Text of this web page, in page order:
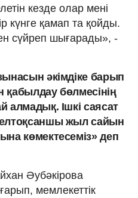
кезде олар мені
күнге қамап та қойды.
сүйреп шығарады», -
әкімдіке барып
бөлмесінің
алмадық. Ішкі саясат
жыл сайын
көмектесеміз» деп
Әубәкірова
мемлекеттік